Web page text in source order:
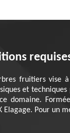
fruitiers
et
domaine.
Elagage. Pour un